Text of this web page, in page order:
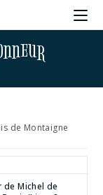
de Montaigne
de Michel de